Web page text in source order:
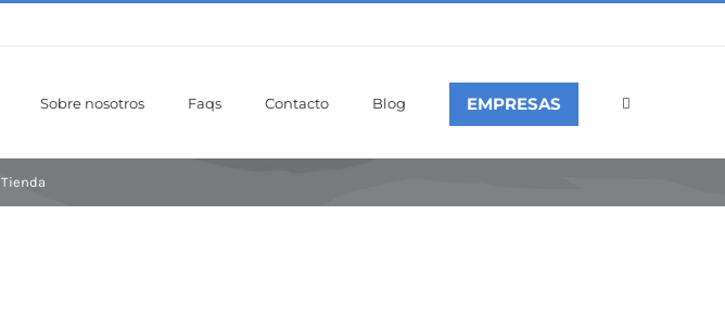
Sobre nosotros Faqs Contacto Blog EMPRESAS
Tienda